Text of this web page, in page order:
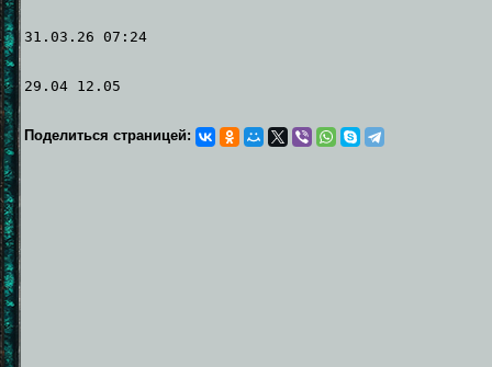
31.03.26 07:24
29.04 12.05
Поделиться страницей: